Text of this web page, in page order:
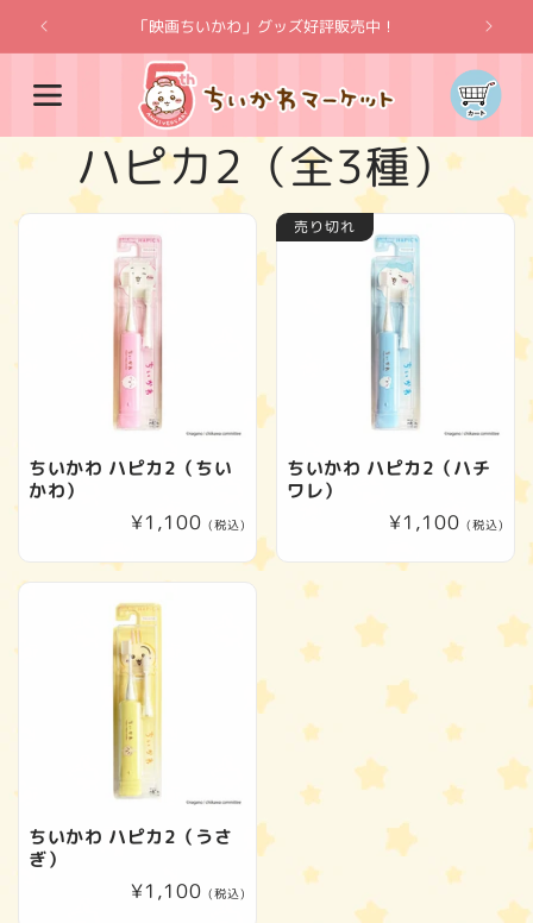
ンツに
進む
「映画ちいかわ」グッズ好評販売中！
カ
ー
ト
コ
レ
ク
シ
ョ
ン
ハピカ2（全3種）
ちいかわ ハピカ2（ちい
かわ）
通
格
¥1,100 (税込)
売り切れ
ちいかわ ハピカ2（ハチ
ワレ）
通
価
¥1,100 (税込)
ちいかわ ハピカ2（うさ
ぎ）
通
¥1,100 (税込)